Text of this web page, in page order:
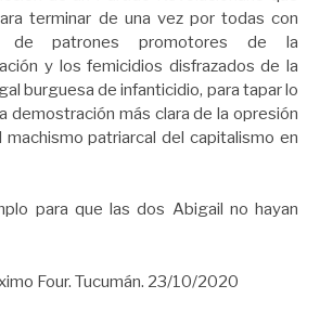
terminar de una vez por todas con
de patrones promotores de la
y los femicidios disfrazados de la
burguesa de infanticidio, para tapar lo
demostración más clara de la opresión
patriarcal del capitalismo en
para que las dos Abigail no hayan
Four. Tucumán. 23/10/2020